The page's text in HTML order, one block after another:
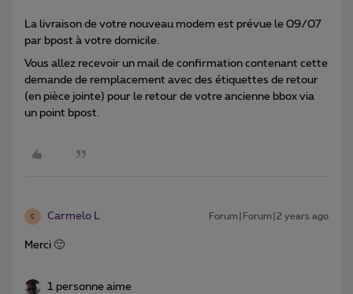
La livraison de votre nouveau modem est prévue le 09/07
par bpost à votre domicile.
Vous allez recevoir un mail de confirmation contenant cette
demande de remplacement avec des étiquettes de retour
(en pièce jointe) pour le retour de votre ancienne bbox via
un point bpost.
C Carmelo L Forum|Forum|2 years ago
Merci 🙂
1 personne aime